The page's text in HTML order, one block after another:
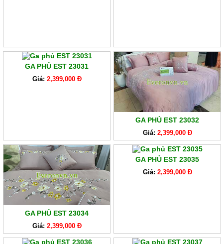
GA PHỦ EST 23031
Giá: 2,399,000 Đ
GA PHỦ EST 23032
Giá: 2,399,000 Đ
GA PHỦ EST 23034
Giá: 2,399,000 Đ
GA PHỦ EST 23035
Giá: 2,399,000 Đ